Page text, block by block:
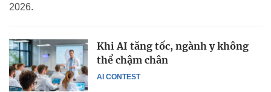
2026.
AI CONTEST
Khi AI tăng tốc, ngành y không
thể chậm chân